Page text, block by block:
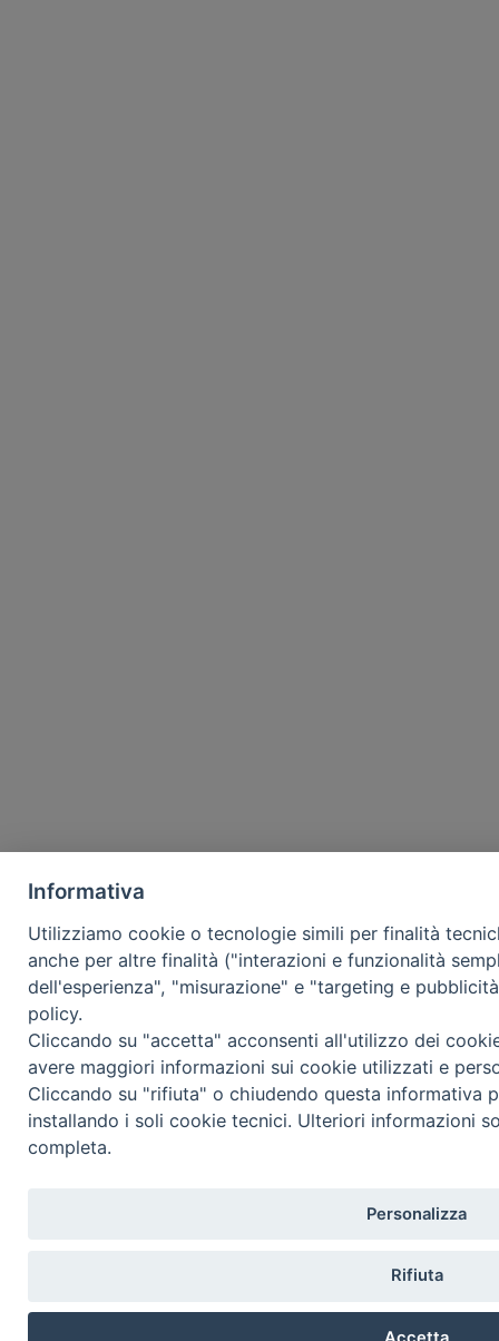
Informativa
Utilizziamo cookie o tecnologie simili per finalità
anche per altre finalità ("interazioni e funzionalità
dell'esperienza", "misurazione" e "targeting e
policy.
Cliccando su "accetta" acconsenti all'utilizzo dei
avere maggiori informazioni sui cookie utilizzati e
Cliccando su "rifiuta" o chiudendo questa informativa
installando i soli cookie tecnici. Ulteriori informazioni
completa.
Personalizza
Rifiuta